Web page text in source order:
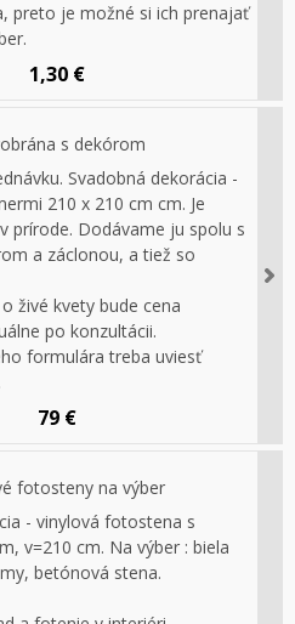
preto je možné si ich prenajať
1,30 €
s dekórom
Svadobná dekorácia -
210 x 210 cm cm. Je
prírode. Dodávame ju spolu s
a záclonou, a tiež so
živé kvety bude cena
po konzultácii.
formulára treba uviesť
79 €
fotosteny na výber
- vinylová fotostena s
v=210 cm. Na výber : biela
betónová stena.